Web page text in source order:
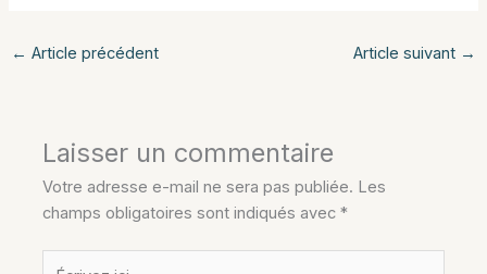
← Article précédent Article suivant →
Laisser un commentaire
Votre adresse e-mail ne sera pas publiée. Les
champs obligatoires sont indiqués avec*
Écrivez